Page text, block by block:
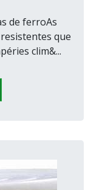
de ferroAs
que
clim&...